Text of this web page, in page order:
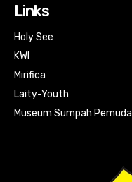
Links
Holy See
KWI
Mirifica
Laity-Youth
Museum Sumpah Pemuda